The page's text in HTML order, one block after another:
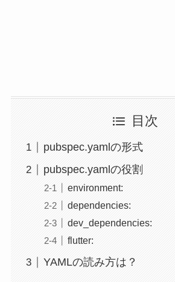
目次
pubspec.yamlの形式
pubspec.yamlの役割
environment:
dependencies:
dev_dependencies:
flutter:
YAMLの読み方は？